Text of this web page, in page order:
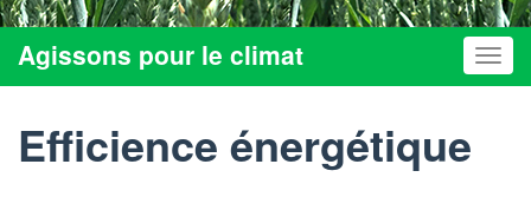
Agissons pour le climat
Efficience énergétique